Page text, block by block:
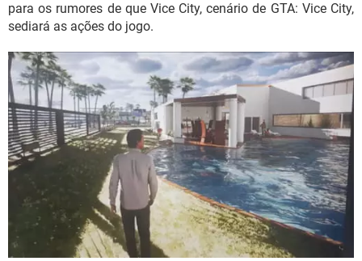
para os rumores de que Vice City, cenário de GTA: Vice City,
sediará as ações do jogo.